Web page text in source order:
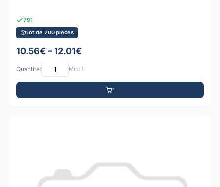
791
Lot de 200 pièces
10.56€ – 12.01€
Quantité: Min: 1